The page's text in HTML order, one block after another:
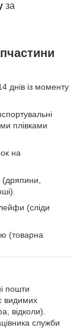
за
днів із моменту
плівками
на
(сліди
(товарна
пошти
видимих
відколи).
служби